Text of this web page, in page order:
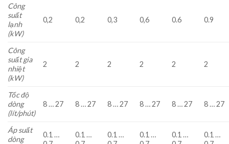
Công
suất
lạnh
(kW)
0,2 0,2 0,3 0,6 0.6 0.9
Công
suất gia
nhiệt
(kW)
2 2 2 2 2 2
Tốc độ
dòng
(lít/phút)
8 … 27 8 … 27 8 … 27 8 … 27 8 … 27 8 … 27
Áp suất
dòng
0.1 …
0.1 …
0.1 …
0.1 …
0.1 …
0.1 …